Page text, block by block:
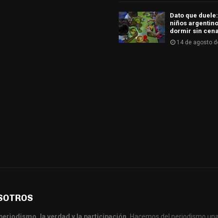
Dato que
niños
dormir sin
14 de agosto